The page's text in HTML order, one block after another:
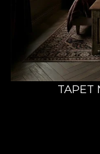
TAPET